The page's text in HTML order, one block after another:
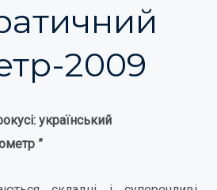
2009
український
”